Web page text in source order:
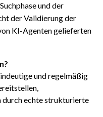
und der
der Validierungder
KI-Agenten gelieferten
und regelmäßig
durch echte strukturierte